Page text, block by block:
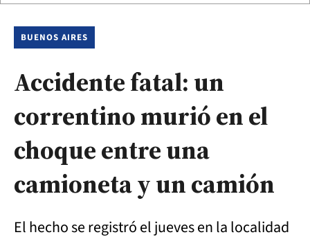
BUENOS AIRES
Accidente fatal: un
correntino murió en el
choque entre una
camioneta y un camión
El hecho se registró el jueves en la localidad